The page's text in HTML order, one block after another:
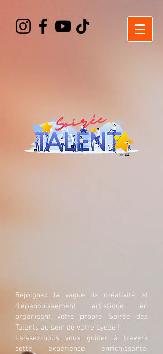
Rejoignez la vague de créativité et
d'épanouissement artistique en
organisant votre propre Soirée des
Talents au sein de votre Lycée !
Laissez-nous vous guider à travers
cette expérience enrichissante,